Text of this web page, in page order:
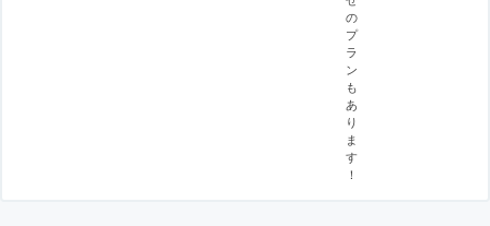
の
プ
ラ
ン
も
あ
り
ま
す
！